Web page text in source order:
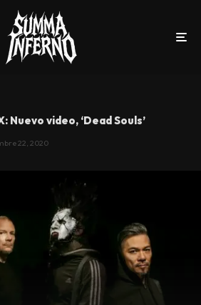
Nuevo video, ‘Dead Souls’
22, 2020